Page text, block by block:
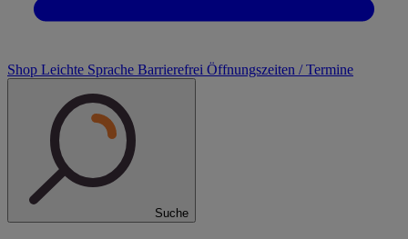
Shop Leichte Sprache Barrierefrei Öffnungszeiten / Termine
Suche